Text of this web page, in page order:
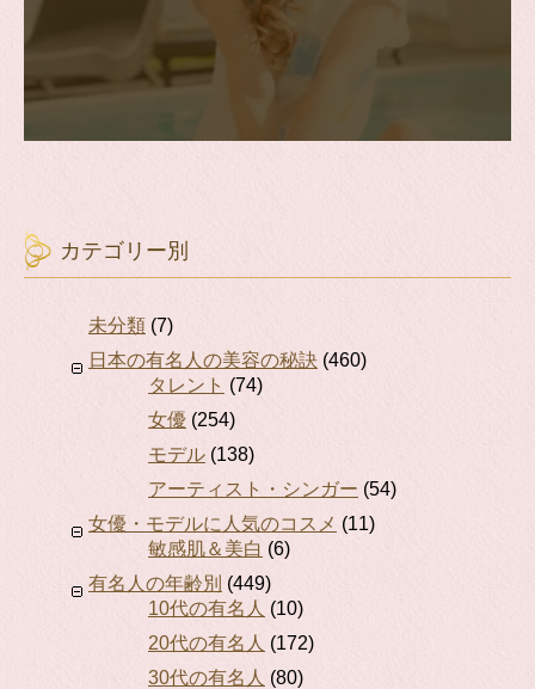
カテゴリー別
未分類 (7)
日本の有名人の美容の秘訣 (460)
タレント (74)
女優 (254)
モデル (138)
アーティスト・シンガー (54)
女優・モデルに人気のコスメ (11)
敏感肌＆美白 (6)
有名人の年齢別 (449)
10代の有名人 (10)
20代の有名人 (172)
30代の有名人 (80)